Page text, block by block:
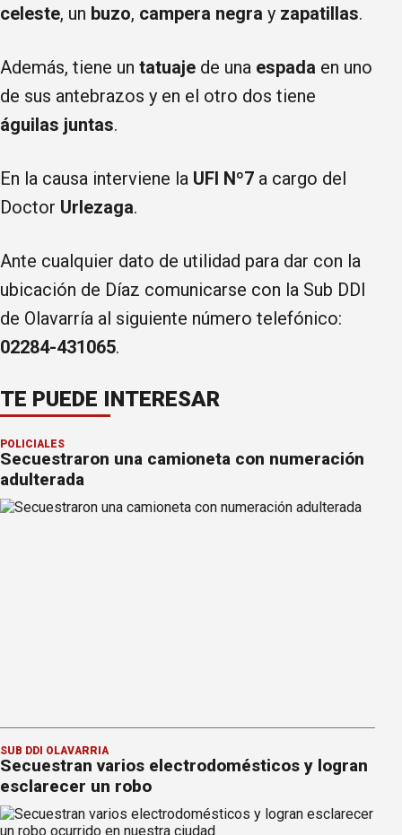
celeste, un buzo, campera negra y zapatillas.
Además, tiene un tatuaje de una espada en uno
de sus antebrazos y en el otro dos tiene
águilas juntas.
En la causa interviene la UFI Nº7 a cargo del
Doctor Urlezaga.
Ante cualquier dato de utilidad para dar con la
ubicación de Díaz comunicarse con la Sub DDI
de Olavarría al siguiente número telefónico:
02284-431065.
TE PUEDE INTERESAR
POLICIALES
Secuestraron una camioneta con numeración
adulterada
SUB DDI OLAVARRÍA
Secuestran varios electrodomésticos y logran
esclarecer un robo